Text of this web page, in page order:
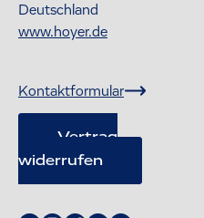
Deutschland
www.hoyer.de
Kontaktformular
Vertrag
widerrufen